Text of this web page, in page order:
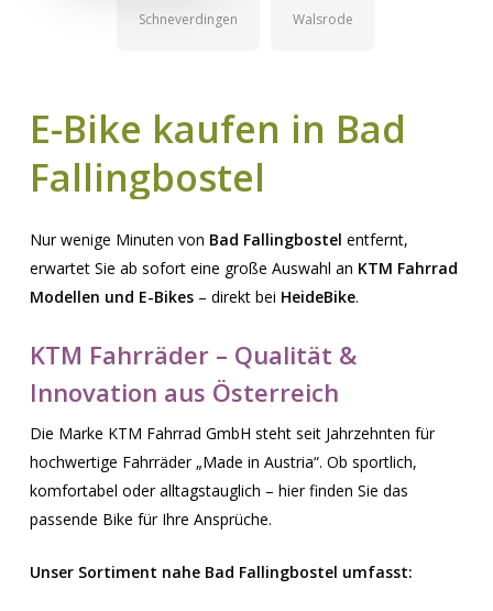
Schneverdingen Walsrode
E-Bike kaufen in Bad
Fallingbostel
Nur wenige Minuten von Bad Fallingbostel entfernt,
erwartet Sie ab sofort eine große Auswahl an KTM Fahrrad
Modellen und E-Bikes – direkt bei HeideBike.
KTM Fahrräder – Qualität &
Innovation aus Österreich
Die Marke KTM Fahrrad GmbH steht seit Jahrzehnten für
hochwertige Fahrräder „Made in Austria“. Ob sportlich,
komfortabel oder alltagstauglich – hier finden Sie das
passende Bike für Ihre Ansprüche.
Unser Sortiment nahe Bad Fallingbostel umfasst: